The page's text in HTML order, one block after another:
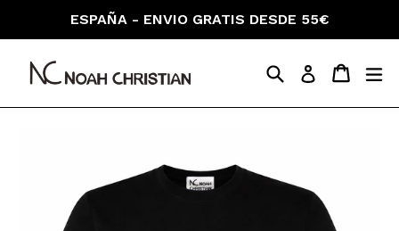
ESPAÑA - ENVIO GRATIS DESDE 55€
SearchLog in Cart
Cart